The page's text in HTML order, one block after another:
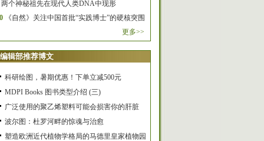
两个神秘祖先在现代人类DNA中现形
《自然》关注中国首批“实践博士”的硬核突围
更多>>
编辑部推荐博文
科研绘图，暑期优惠！下单立减500元
MDPI Books 图书类型介绍 (三)
广泛使用的聚乙烯塑料可能会损害你的肝脏
波尔图：杜罗河畔的惊魂与治愈
塑造欧洲近代植物学格局的马德里皇家植物园